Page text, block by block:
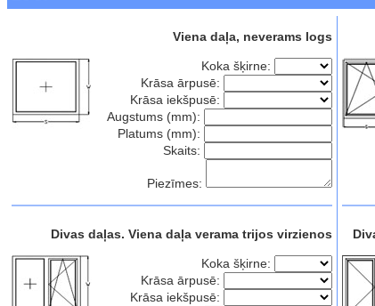
Viena daļa, neverams logs
Koka šķirne:
Krāsa ārpusē:
Krāsa iekšpusē:
Augstums (mm):
Platums (mm):
Skaits:
Piezīmes:
Divas daļas. Viena daļa verama trijos virzienos
Koka šķirne:
Krāsa ārpusē:
Krāsa iekšpusē: